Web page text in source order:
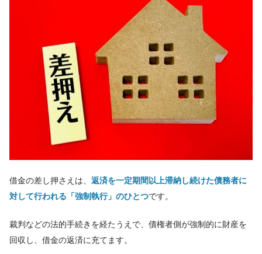
借金の差し押さえは、 返済を一定期間以上滞納し続けた債務者に
対して行われる「強制執行」のひとつです。
裁判などの法的手続きを経たうえで、債権者側が強制的に財産を
回収し、借金の返済に充てます。